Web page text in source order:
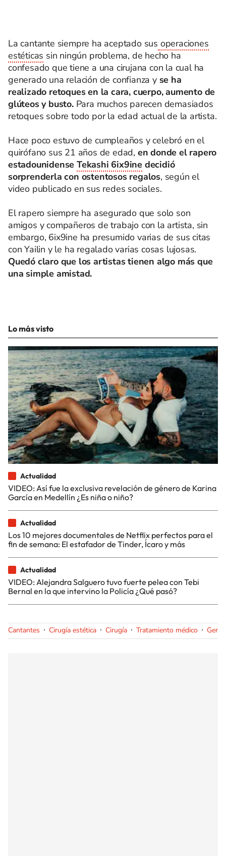
La cantante siempre ha aceptado sus operaciones
estéticas sin ningún problema, de hecho ha
confesado que tiene a una cirujana con la cual ha
generado una relación de confianza y se ha
realizado retoques en la cara, cuerpo, aumento de
glúteos y busto.Para muchos parecen demasiados
retoques sobre todo por la edad actual de la artista.
Hace poco estuvo de cumpleaños y celebró en el
quirófano sus 21 años de edad, en donde el rapero
estadounidenseTekashi 6ix9ine decidió
sorprenderla con ostentosos regalos, según el
video publicado en sus redes sociales.
El rapero siempre ha asegurado que solo son
amigos y compañeros de trabajo con la artista, sin
embargo, 6ix9ine ha presumido varias de sus citas
con Yailin y le ha regalado varias cosas lujosas.
Quedó claro que los artistas tienen algo más que
una simple amistad.
Lo más visto
Actualidad
VIDEO: Así fue la exclusiva revelación de género de Karina
García en Medellín ¿Es niña o niño?
Actualidad
Los 10 mejores documentales de Netflix perfectos para el
fin de semana: El estafador de Tinder, Ícaro y más
Actualidad
VIDEO: Alejandra Salguero tuvo fuerte pelea con Tebi
Bernal en la que intervino la Policía ¿Qué pasó?
Cantantes Cirugía estética Cirugía Tratamiento médico Gente